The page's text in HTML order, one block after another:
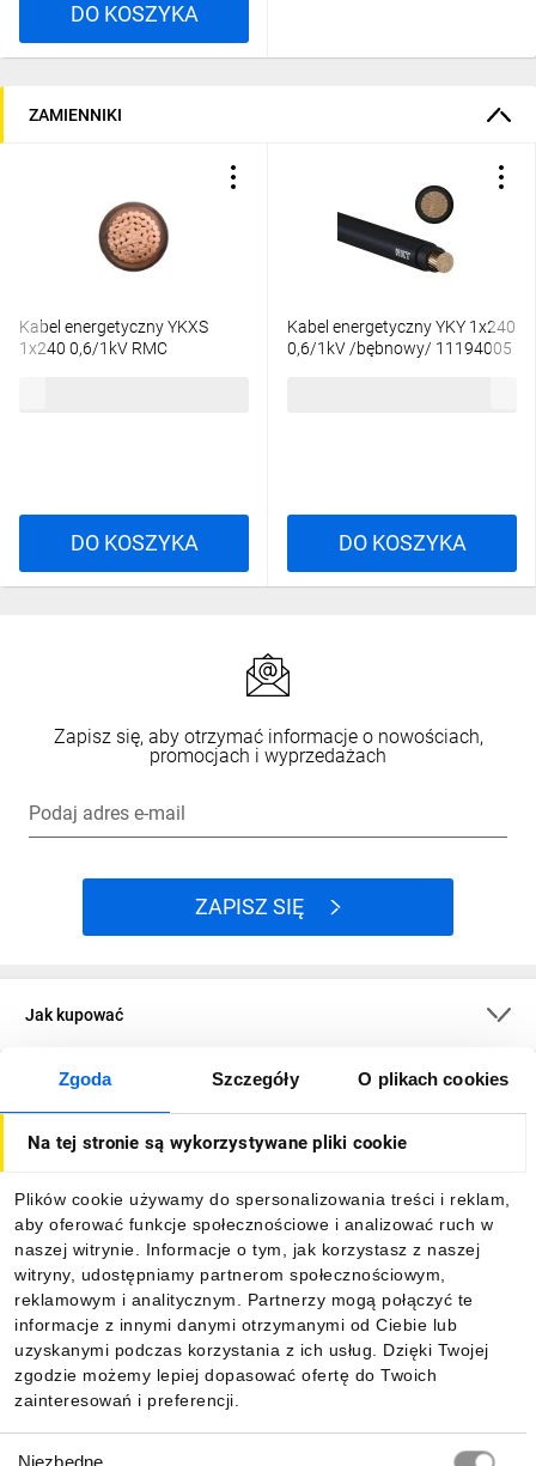
Zgoda Szczegóły O plikach cookies
Na tej stronie są wykorzystywane pliki cookie
Plików cookie używamy do spersonalizowania treści i reklam,
aby oferować funkcje społecznościowe i analizować ruch w
naszej witrynie. Informacje o tym, jak korzystasz z naszej
witryny, udostępniamy partnerom społecznościowym,
reklamowym i analitycznym. Partnerzy mogą połączyć te
informacje z innymi danymi otrzymanymi od Ciebie lub
uzyskanymi podczas korzystania z ich usług. Dzięki Twojej
zgodzie możemy lepiej dopasować ofertę do Twoich
zainteresowań i preferencji.
Niezbędne
DO KOSZYKA
ZAMIENNIKI
Kabel energetyczny YKXS
1x240 0,6/1kV RMC
DO KOSZYKA
Kabel energetyczny YKY 1x240
0,6/1kV /bębnowy/ 11194005
DO KOSZYKA
Zapisz się, aby otrzymać informacje o nowościach,
promocjach i wyprzedażach
Podaj adres e-mail
ZAPISZ SIĘ
Jak kupować
O firmie
Informacje
Pobierz naszą aplikację mobilną: